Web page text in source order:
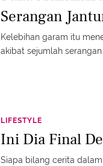
Serangan
Kelebihan garam itu
akibat sejumlah serangan
LIFESTYLE
Ini Dia Final
Siapa bilang cerita